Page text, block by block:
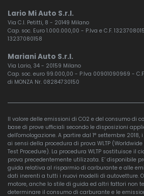
Lario Mi Auto S.r.l.
Via C.I. Petitti, 8 - 20149 Milano
Cap. soc. Euro 1.000.000,00 - P.Iva e C.F.
13237080158
Mariani Auto S.r.l.
Via Lario, 34 - 20159 Milano
Cap. soc. euro 99.000,00 - P.Iva 00901090969 -
di MONZA Nr. 08284730150
Il valore delle emissioni di CO2 e del consumo di
base di prove ufficiali secondo le disposizioni
dell'omologazione. A partire dal 1° settembre
ai sensi della procedura di prova WLTP
Test Procedure). La procedura WLTP sostituisce il
prova precedentemente utilizzata. E’ disponibile
guida relativa al risparmio di carburante e alle
dati inerenti a tutti i nuovi modelli di autovetture.
motore, anche lo stile di guida ed altri fattori non
determinare il consumo di carburante e le